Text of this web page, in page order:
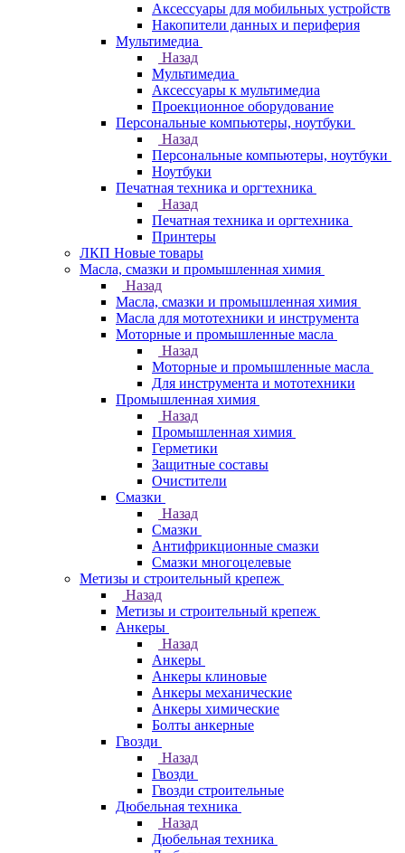
Аксессуары для мобильных устройств
Накопители данных и периферия
Мультимедиа
Назад
Мультимедиа
Аксессуары к мультимедиа
Проекционное оборудование
Персональные компьютеры, ноутбуки
Назад
Персональные компьютеры, ноутбуки
Ноутбуки
Печатная техника и оргтехника
Назад
Печатная техника и оргтехника
Принтеры
ЛКП Новые товары
Масла, смазки и промышленная химия
Назад
Масла, смазки и промышленная химия
Масла для мототехники и инструмента
Моторные и промышленные масла
Назад
Моторные и промышленные масла
Для инструмента и мототехники
Промышленная химия
Назад
Промышленная химия
Герметики
Защитные составы
Очистители
Смазки
Назад
Смазки
Антифрикционные смазки
Смазки многоцелевые
Метизы и строительный крепеж
Назад
Метизы и строительный крепеж
Анкеры
Назад
Анкеры
Анкеры клиновые
Анкеры механические
Анкеры химические
Болты анкерные
Гвозди
Назад
Гвозди
Гвозди строительные
Дюбельная техника
Назад
Дюбельная техника